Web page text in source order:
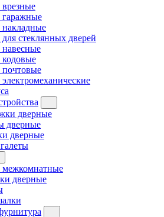
гаражные
стеклянных дверей
почтовые
дверные
дверные
дверные
межкомнатные
дверные